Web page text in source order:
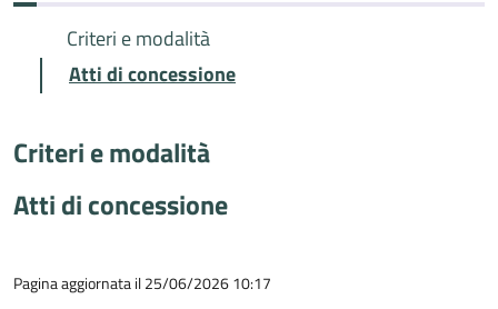
Criteri e modalità
Atti di concessione
Criteri e modalità
Atti di concessione
Pagina aggiornata il 25/06/2026 10:17